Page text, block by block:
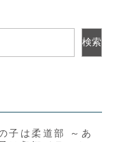
検索
子は柔道部 ～あ